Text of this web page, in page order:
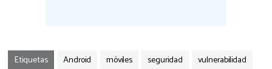
Etiquetas Android móviles seguridad vulnerabilidad